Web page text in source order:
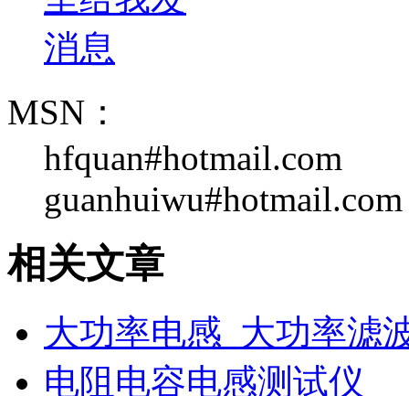
MSN：
hfquan#hotmail.com
guanhuiwu#hotmail.com
相关文章
大功率电感_大功率滤
电阻电容电感测试仪